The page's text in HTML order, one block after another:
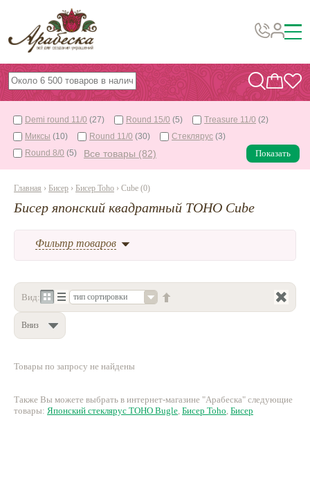
Бусины, подвески, декор
Бисер
Вышивка украшений
Фурнитура
Инструменты и материалы
Эпоксидная смола
Шнуры, ленты, нитки
Бисер TOHO
Нетемнеющая фурнитура
Натуральные камни
Demi round 11/0 (27) Round 15/0 (5) Treasure 11/0 (2)
Миксы (10) Round 11/0 (30) Стеклярус (3)
Round 8/0 (5) Все товары (82) Показать
Главная › Бисер › Бисер Toho › Cube (0)
Бисер японский квадратный TOHO Cube
Фильтр товаров
Вид: тип сортировки
Вниз
Товары по запросу не найдены
Также Вы можете выбрать в интернет-магазине "Арабеска" следующие
товары: Японский стеклярус TOHO Bugle, Бисер Toho, Бисер